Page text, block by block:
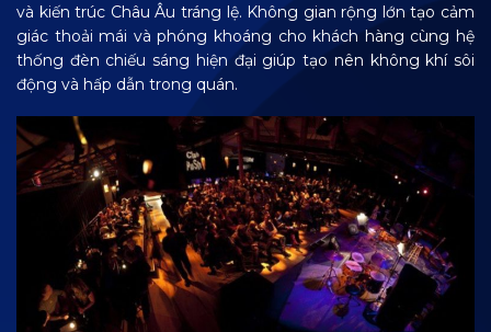
và kiến trúc Châu Âu tráng lệ. Không gian rộng lớn tạo cảm
giác thoải mái và phóng khoáng cho khách hàng cùng hệ
thống đèn chiếu sáng hiện đại giúp tạo nên không khí sôi
động và hấp dẫn trong quán.